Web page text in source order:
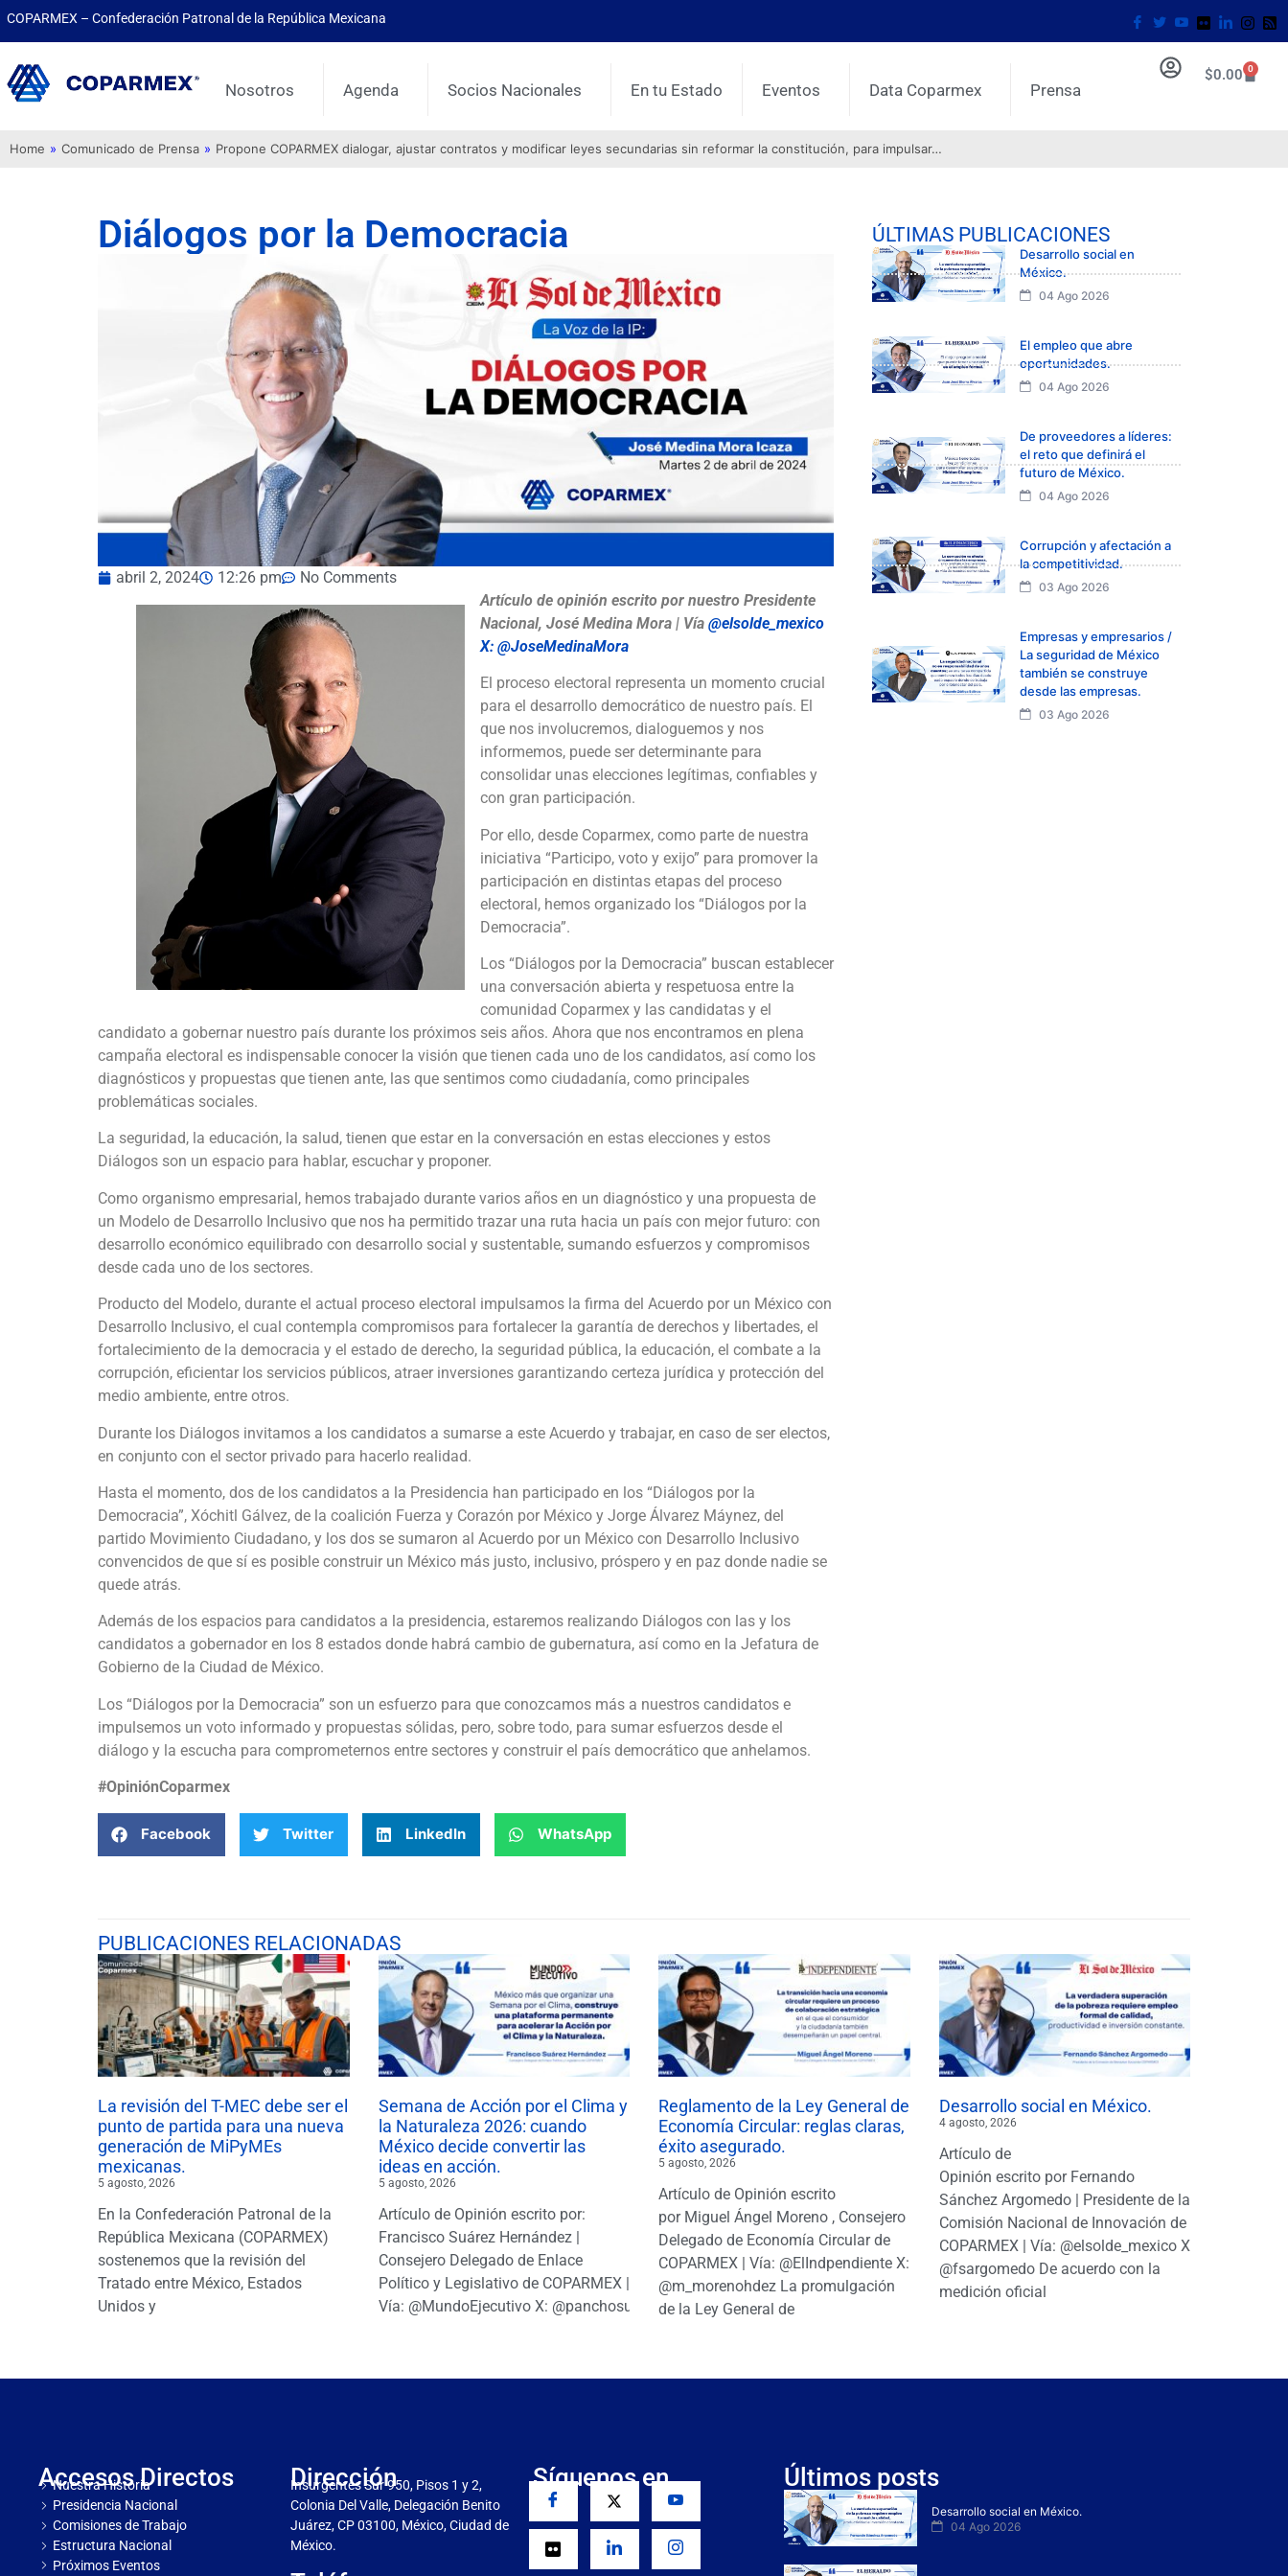
COPARMEX – Confederación Patronal de la República Mexicana
Nosotros Agenda Socios Nacionales En tu Estado Eventos Data Coparmex Prensa
$0.00 0
Home » Comunicado de Prensa » Propone COPARMEX dialogar, ajustar contratos y modificar leyes secundarias sin reformar la constitución, para impulsar…
Diálogos por la Democracia
abril 2, 2024 12:26 pm
No Comments
Artículo de opinión escrito por nuestro Presidente
Nacional, José Medina Mora | Vía @elsolde_mexico
X: @JoseMedinaMora
El proceso electoral representa un momento crucial
para el desarrollo democrático de nuestro país. El
que nos involucremos, dialoguemos y nos
informemos, puede ser determinante para
consolidar unas elecciones legítimas, confiables y
con gran participación.
Por ello, desde Coparmex, como parte de nuestra
iniciativa “Participo, voto y exijo” para promover la
participación en distintas etapas del proceso
electoral, hemos organizado los “Diálogos por la
Democracia”.
Los “Diálogos por la Democracia” buscan establecer
una conversación abierta y respetuosa entre la
comunidad Coparmex y las candidatas y el
candidato a gobernar nuestro país durante los próximos seis años. Ahora que nos encontramos en plena
campaña electoral es indispensable conocer la visión que tienen cada uno de los candidatos, así como los
diagnósticos y propuestas que tienen ante, las que sentimos como ciudadanía, como principales
problemáticas sociales.
La seguridad, la educación, la salud, tienen que estar en la conversación en estas elecciones y estos
Diálogos son un espacio para hablar, escuchar y proponer.
Como organismo empresarial, hemos trabajado durante varios años en un diagnóstico y una propuesta de
un Modelo de Desarrollo Inclusivo que nos ha permitido trazar una ruta hacia un país con mejor futuro: con
desarrollo económico equilibrado con desarrollo social y sustentable, sumando esfuerzos y compromisos
desde cada uno de los sectores.
Producto del Modelo, durante el actual proceso electoral impulsamos la firma del Acuerdo por un México con
Desarrollo Inclusivo, el cual contempla compromisos para fortalecer la garantía de derechos y libertades, el
fortalecimiento de la democracia y el estado de derecho, la seguridad pública, la educación, el combate a la
corrupción, eficientar los servicios públicos, atraer inversiones garantizando certeza jurídica y protección del
medio ambiente, entre otros.
Durante los Diálogos invitamos a los candidatos a sumarse a este Acuerdo y trabajar, en caso de ser electos,
en conjunto con el sector privado para hacerlo realidad.
Hasta el momento, dos de los candidatos a la Presidencia han participado en los “Diálogos por la
Democracia”, Xóchitl Gálvez, de la coalición Fuerza y Corazón por México y Jorge Álvarez Máynez, del
partido Movimiento Ciudadano, y los dos se sumaron al Acuerdo por un México con Desarrollo Inclusivo
convencidos de que sí es posible construir un México más justo, inclusivo, próspero y en paz donde nadie se
quede atrás.
Además de los espacios para candidatos a la presidencia, estaremos realizando Diálogos con las y los
candidatos a gobernador en los 8 estados donde habrá cambio de gubernatura, así como en la Jefatura de
Gobierno de la Ciudad de México.
Los “Diálogos por la Democracia” son un esfuerzo para que conozcamos más a nuestros candidatos e
impulsemos un voto informado y propuestas sólidas, pero, sobre todo, para sumar esfuerzos desde el
diálogo y la escucha para comprometernos entre sectores y construir el país democrático que anhelamos.
#OpiniónCoparmex
Facebook Twitter LinkedIn WhatsApp
ÚLTIMAS PUBLICACIONES
Desarrollo social en
México.
04 Ago 2026
El empleo que abre
oportunidades.
04 Ago 2026
De proveedores a líderes:
el reto que definirá el
futuro de México.
04 Ago 2026
Corrupción y afectación a
la competitividad.
03 Ago 2026
Empresas y empresarios /
La seguridad de México
también se construye
desde las empresas.
03 Ago 2026
PUBLICACIONES RELACIONADAS
La revisión del T-MEC debe ser el
punto de partida para una nueva
generación de MiPyMEs
mexicanas.
5 agosto, 2026
En la Confederación Patronal de la
República Mexicana (COPARMEX)
sostenemos que la revisión del
Tratado entre México, Estados
Unidos y
Semana de Acción por el Clima y
la Naturaleza 2026: cuando
México decide convertir las
ideas en acción.
5 agosto, 2026
Artículo de Opinión escrito por:
Francisco Suárez Hernández |
Consejero Delegado de Enlace
Político y Legislativo de COPARMEX |
Vía: @MundoEjecutivo X: @panchosuarezh
Reglamento de la Ley General de
Economía Circular: reglas claras,
éxito asegurado.
5 agosto, 2026
Artículo de Opinión escrito
por Miguel Ángel Moreno , Consejero
Delegado de Economía Circular de
COPARMEX | Vía: @ElIndpendiente X:
@m_morenohdez La promulgación
de la Ley General de
Desarrollo social en México.
4 agosto, 2026
Artículo de
Opinión escrito por Fernando
Sánchez Argomedo | Presidente de la
Comisión Nacional de Innovación de
COPARMEX | Vía: @elsolde_mexico X:
@fsargomedo De acuerdo con la
medición oficial
Accesos Directos
Nuestra Historia
Presidencia Nacional
Comisiones de Trabajo
Estructura Nacional
Próximos Eventos
Dirección
Insurgentes Sur 950, Pisos 1 y 2,
Colonia Del Valle, Delegación Benito
Juárez, CP 03100, México, Ciudad de
México.
Síguenos en Últimos posts
Desarrollo social en México.
04 Ago 2026